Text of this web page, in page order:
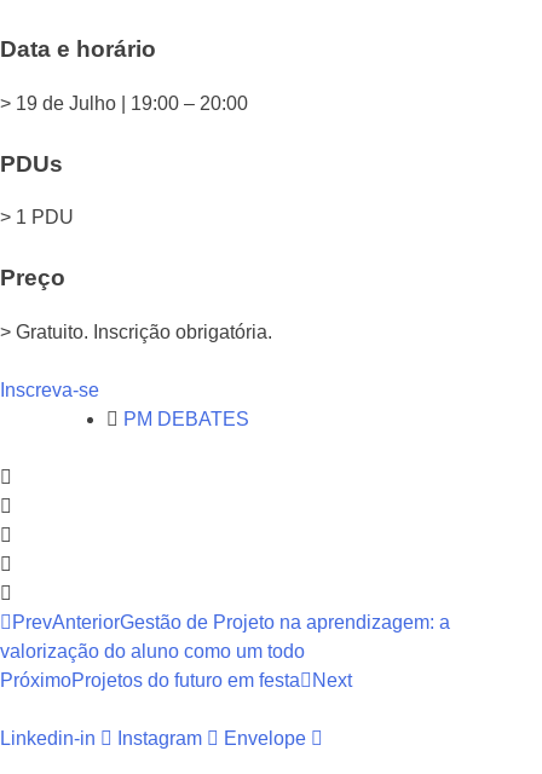
Data e horário
> 19 de Julho | 19:00 – 20:00
PDUs
> 1 PDU
Preço
> Gratuito. Inscrição obrigatória.
Inscreva-se
PM DEBATES
PrevAnteriorGestão de Projeto na aprendizagem: a
valorização do aluno como um todo
PróximoProjetos do futuro em festa Next
Linkedin-in Instagram Envelope